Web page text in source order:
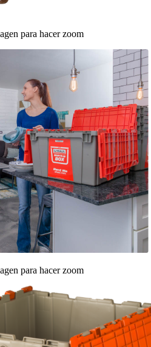
para hacer zoom
para hacer zoom